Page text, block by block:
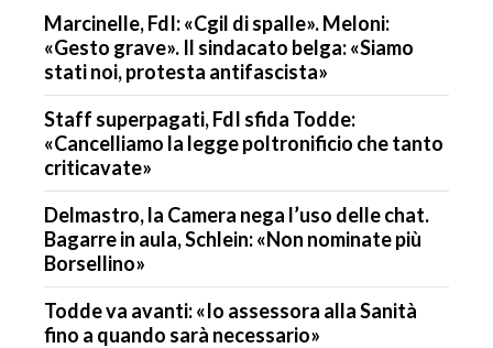
Marcinelle, FdI: «Cgil di spalle». Meloni:
«Gesto grave». Il sindacato belga: «Siamo
stati noi, protesta antifascista»
Staff superpagati, FdI sfida Todde:
«Cancelliamo la legge poltronificio che tanto
criticavate»
Delmastro, la Camera nega l’uso delle chat.
Bagarre in aula, Schlein: «Non nominate più
Borsellino»
Todde va avanti: «Io assessora alla Sanità
fino a quando sarà necessario»